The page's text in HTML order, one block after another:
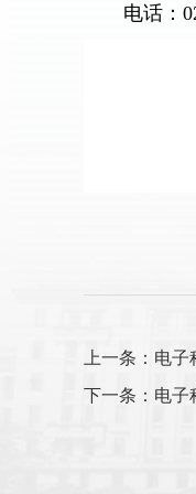
电话：
上一条：电
下一条：电子